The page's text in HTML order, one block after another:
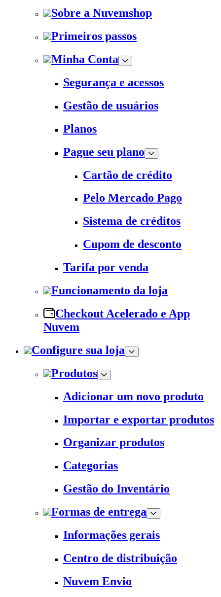
Sobre a Nuvemshop
Primeiros passos
Minha Conta
Segurança e acessos
Gestão de usuários
Planos
Pague seu plano
Cartão de crédito
Pelo Mercado Pago
Sistema de créditos
Cupom de desconto
Tarifa por venda
Funcionamento da loja
Checkout Acelerado e App
Nuvem
Configure sua loja
Produtos
Adicionar um novo produto
Importar e exportar produtos
Organizar produtos
Categorias
Gestão do Inventário
Formas de entrega
Informações gerais
Centro de distribuição
Nuvem Envio